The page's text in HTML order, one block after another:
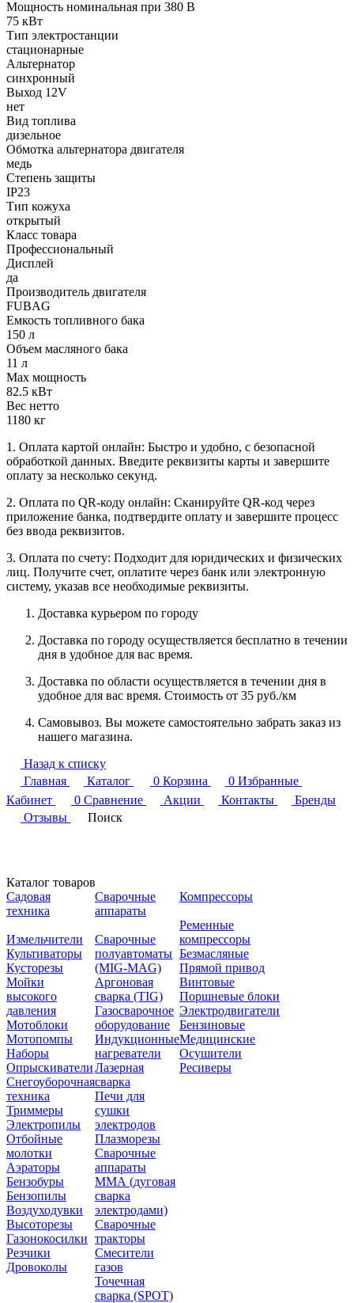
Мощность номинальная при 380 В
75 кВт
Тип электростанции
стационарные
Альтернатор
синхронный
Выход 12V
нет
Вид топлива
дизельное
Обмотка альтернатора двигателя
медь
Степень защиты
IP23
Тип кожуха
открытый
Класс товара
Профессиональный
Дисплей
да
Производитель двигателя
FUBAG
Емкость топливного бака
150 л
Объем масляного бака
11 л
Max мощность
82.5 кВт
Вес нетто
1180 кг
1. Оплата картой онлайн: Быстро и удобно, с безопасной
обработкой данных. Введите реквизиты карты и завершите
оплату за несколько секунд.
2. Оплата по QR-коду онлайн: Сканируйте QR-код через
приложение банка, подтвердите оплату и завершите процесс
без ввода реквизитов.
3. Оплата по счету: Подходит для юридических и физических
лиц. Получите счет, оплатите через банк или электронную
систему, указав все необходимые реквизиты.
Доставка курьером по городу
Доставка по городу осуществляется бесплатно в течении
дня в удобное для вас время.
Доставка по области осуществляется в течении дня в
удобное для вас время. Стоимость от 35 руб./км
Самовывоз. Вы можете самостоятельно забрать заказ из
нашего магазина.
Назад к списку
Главная
Каталог 0 Корзина 0 Избранные
Кабинет
0 Сравнение Акции Контакты
Бренды
Отзывы
Поиск
Каталог товаров
Садовая
техника
Измельчители
Культиваторы
Кусторезы
Мойки
высокого
давления
Мотоблоки
Мотопомпы
Наборы
Опрыскиватели
Снегоуборочная
техника
Триммеры
Электропилы
Отбойные
молотки
Аэраторы
Бензобуры
Бензопилы
Воздуходувки
Высоторезы
Газонокосилки
Резчики
Дровоколы
Сварочные
аппараты
Сварочные
полуавтоматы
(MIG-MAG)
Аргоновая
сварка (TIG)
Газосварочное
оборудование
Индукционные
нагреватели
Лазерная
сварка
Печи для
сушки
электродов
Плазморезы
Сварочные
аппараты
ММА (дуговая
сварка
электродами)
Сварочные
тракторы
Смесители
газов
Точечная
сварка (SPOT)
Компрессоры
Ременные
компрессоры
Безмасляные
Прямой привод
Винтовые
Поршневые блоки
Электродвигатели
Бензиновые
Медицинские
Осушители
Ресиверы